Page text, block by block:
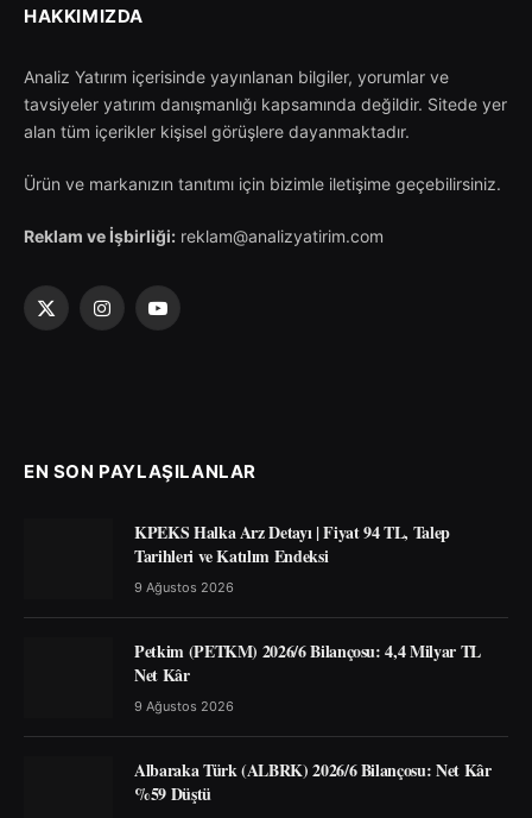
HAKKIMIZDA
Analiz Yatırım içerisinde yayınlanan bilgiler, yorumlar ve
tavsiyeler yatırım danışmanlığı kapsamında değildir. Sitede yer
alan tüm içerikler kişisel görüşlere dayanmaktadır.
Ürün ve markanızın tanıtımı için bizimle iletişime geçebilirsiniz.
Reklam ve İşbirliği: reklam@analizyatirim.com
X
InstagramYouTube
EN SON PAYLAŞILANLAR
KPEKS Halka Arz Detayı | Fiyat 94 TL, Talep
Tarihleri ve Katılım Endeksi
9 Ağustos 2026
Petkim (PETKM) 2026/6 Bilançosu: 4,4 Milyar TL
Net Kâr
9 Ağustos 2026
Albaraka Türk (ALBRK) 2026/6 Bilançosu: Net Kâr
%59 Düştü